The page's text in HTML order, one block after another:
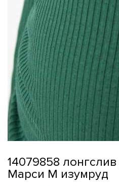
14079858
Марси М изумруд